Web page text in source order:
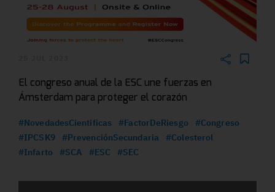
El congreso anual de la ESC une fuerzas en
Ámsterdam para proteger el corazón
#NovedadesCientificas #FactorDeRiesgo
#Congreso
#IPCSK9
#PrevenciónSecundaria
#Colesterol
#Infarto
#SCA #ESC #SEC